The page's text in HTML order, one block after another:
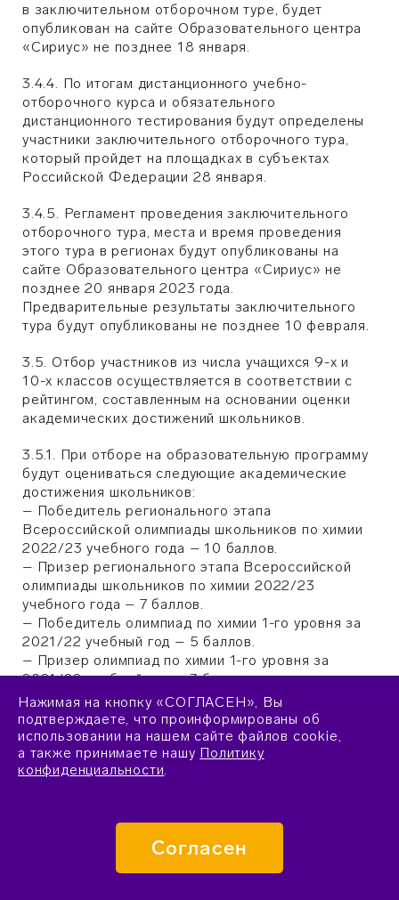
в заключительном отборочном туре, будет
опубликован на сайте Образовательного центра
«Сириус» не позднее 18 января.
3.4.4. По итогам дистанционного учебно-
отборочного курса и обязательного
дистанционного тестирования будут определены
участники заключительного отборочного тура,
который пройдет на площадках в субъектах
Российской Федерации 28 января.
3.4.5. Регламент проведения заключительного
отборочного тура, места и время проведения
этого тура в регионах будут опубликованы на
сайте Образовательного центра «Сириус» не
позднее 20 января 2023 года.
Предварительные результаты заключительного
тура будут опубликованы не позднее 10 февраля.
3.5. Отбор участников из числа учащихся 9-х и
10-х классов осуществляется в соответствии с
рейтингом, составленным на основании оценки
академических достижений школьников.
3.5.1. При отборе на образовательную программу
будут оцениваться следующие академические
достижения школьников:
– Победитель регионального этапа
Всероссийской олимпиады школьников по химии
2022/23 учебного года – 10 баллов.
– Призер регионального этапа Всероссийской
олимпиады школьников по химии 2022/23
учебного года – 7 баллов.
– Победитель олимпиад по химии 1-го уровня за
2021/22 учебный год – 5 баллов.
– Призер олимпиад по химии 1-го уровня за
2021/22 учебный год – 3 балла.
– Победитель олимпиад по химии 2–3-го уровней
за 2021/22 учебный год – 2 балла.
– Призер олимпиад по химии 2–3-го уровней за
2021/22 учебный год – 1 балл.
из Государственного информационного ресурса о
детях, проявивших выдающиеся способности.
Нажимая на кнопку «СОГЛАСЕН», Вы
подтверждаете, что проинформированы об
использовании на нашем сайте файлов cookie,
а также принимаете нашу Политику
конфиденциальности.
Согласен